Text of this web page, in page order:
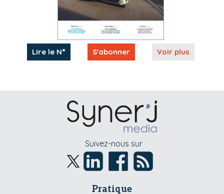
Lire le N° S'abonner Voir plus
Suivez-nous sur
Pratique